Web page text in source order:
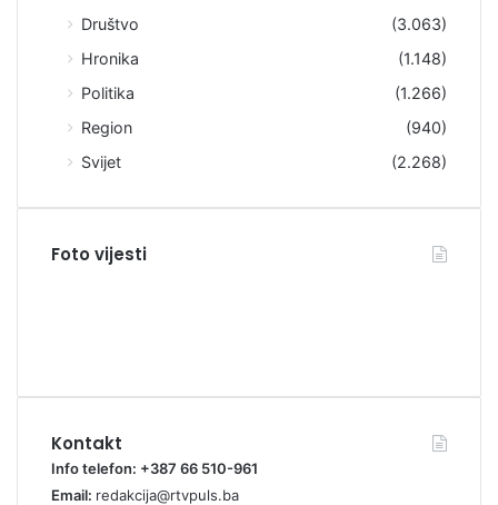
Društvo
(3.063)
Hronika
(1.148)
Politika
(1.266)
Region
(940)
Svijet
(2.268)
Foto vijesti
Kontakt
Info telefon: +387 66 510-961
Email: redakcija@rtvpuls.ba